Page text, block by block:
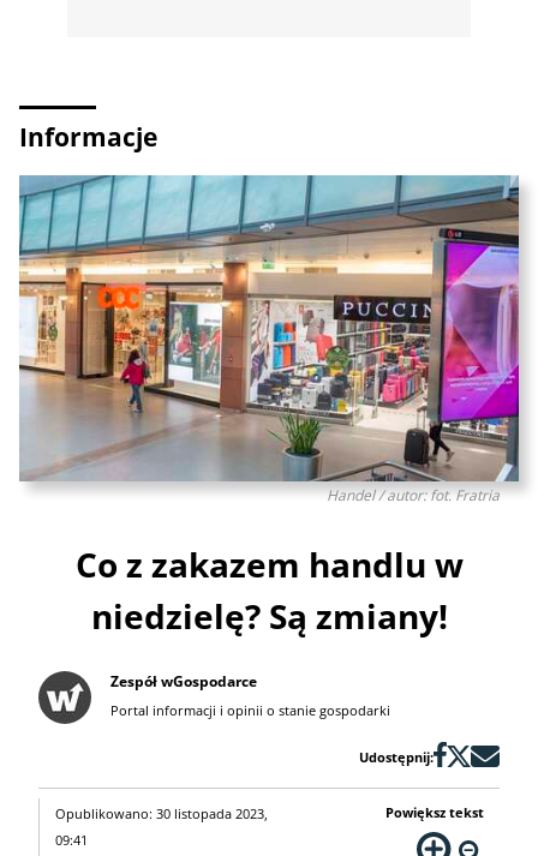
Informacje
Handel / autor: fot. Fratria
Co z zakazem handlu w
niedzielę? Są zmiany!
Zespół wGospodarce
Portal informacji i opinii o stanie gospodarki
Udostępnij:
Opublikowano: 30 listopada 2023,
09:41
Powiększ tekst